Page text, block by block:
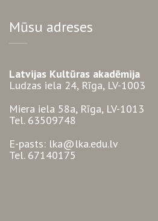
Mūsu adreses
Latvijas Kultūras akadēmija
Ludzas iela 24, Rīga, LV-1003
Miera iela 58a, Rīga, LV-1013
Tel. 63509748
E-pasts: lka@lka.edu.lv
Tel. 67140175